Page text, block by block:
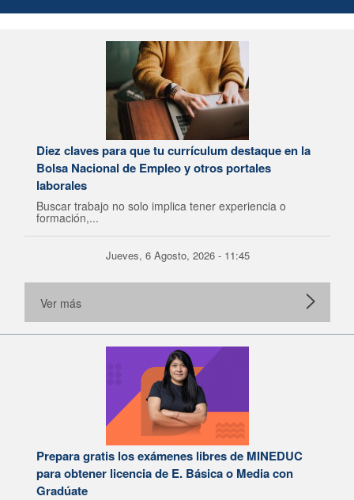
Diez claves para que tu currículum destaque en la
Bolsa Nacional de Empleo y otros portales
laborales
Buscar trabajo no solo implica tener experiencia o
formación,...
Jueves, 6 Agosto, 2026 - 11:45
Ver más
Prepara gratis los exámenes libres de MINEDUC
para obtener licencia de E. Básica o Media con
Gradúate